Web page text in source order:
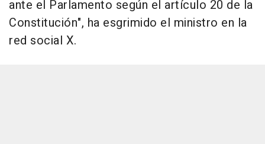
ante el Parlamento según el artículo 20 de la
Constitución", ha esgrimido el ministro en la
red social X.